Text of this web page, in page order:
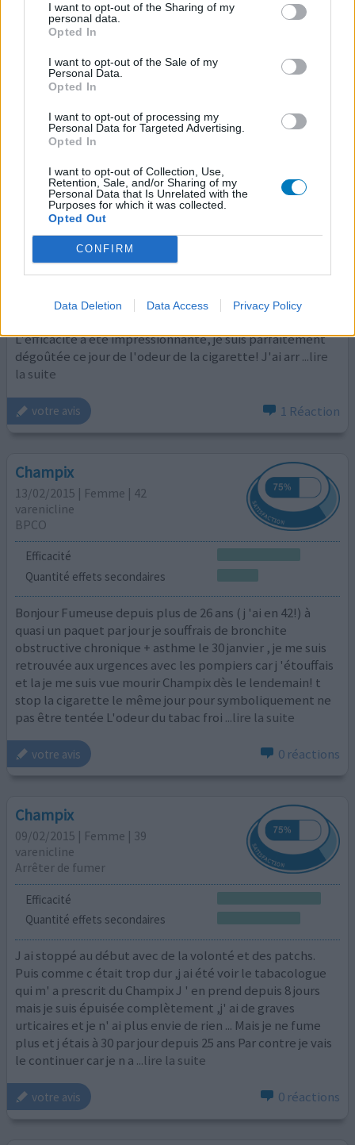
I want to opt-out of the Sharing of my
personal data.
Opted In
I want to opt-out of the Sale of my
Personal Data.
Opted In
I want to opt-out of processing my
Personal Data for Targeted Advertising.
Opted In
I want to opt-out of Collection, Use,
Retention, Sale, and/or Sharing of my
Personal Data that Is Unrelated with the
Purposes for which it was collected.
Opted Out
CONFIRM
Data Deletion Data Access Privacy Policy
décidés à en finir avec le tabac.
Champix
28/02/2015 | Femme | 43
varenicline (1mg)
Arrêter de fumer
Efficacité
Quantité effets secondaires
Bonjour! Suite à une embolie pulmonaire j'ai décidé
d'arrêter le tabac qui est un des facteurs aggravants!
définiivtement et que cette fois ci ma santé était en
L'efficacité a été impressionnante, je suis parfaitement
dégoûtée ce jour de l'odeur de la cigarette! J'ai arr...lire
la suite
votre avis 1 Réaction
Champix
13/02/2015 | Femme | 42
varenicline
BPCO
Efficacité
Quantité effets secondaires
Bonjour Fumeuse depuis plus de 26 ans ( j 'ai en 42!) à
quasi un paquet par jour je souffrais de bronchite
obstructive chronique + asthme le 30 janvier , je me suis
retrouvée aux urgences avec les pompiers car j 'étouffais
et la je me suis vue mourir Champix dès le lendemain! t
stop la cigarette le même jour pour symboliquement ne
pas être tentée L'odeur du tabac froi ...lire la suite
votre avis 0 réactions
Champix
09/02/2015 | Femme | 39
varenicline
Arrêter de fumer
Efficacité
Quantité effets secondaires
J ai stoppé au début avec de la volonté et des patchs.
Puis comme c était trop dur ,j ai été voir le tabacologue
qui m' a prescrit du Champix J ' en prend depuis 8 jours
mais je suis épuisée complètement ,j' ai de graves
urticaires et je n' ai plus envie de rien ... Mais je ne fume
plus et j étais à 30 par jour depuis 25 ans Par contre je vais
le continuer car je n a ...lire la suite
votre avis 0 réactions